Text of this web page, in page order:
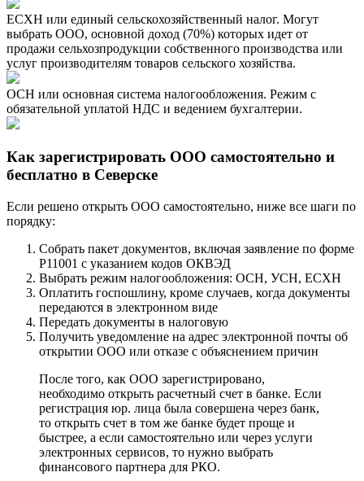
ЕСХН или единый сельскохозяйственный налог. Могут
выбрать ООО, основной доход (70%) которых идет от
продажи сельхозпродукции собственного производства или
услуг производителям товаров сельского хозяйства.
ОСН или основная система налогообложения. Режим с
обязательной уплатой НДС и ведением бухгалтерии.
Как зарегистрировать ООО самостоятельно и
бесплатно в Северске
Если решено открыть ООО самостоятельно, ниже все шаги по
порядку:
Собрать пакет документов, включая заявление по форме
Р11001 с указанием кодов ОКВЭД
Выбрать режим налогообложения: ОСН, УСН, ЕСХН
Оплатить госпошлину, кроме случаев, когда документы
передаются в электронном виде
Передать документы в налоговую
Получить уведомление на адрес электронной почты об
открытии ООО или отказе с объяснением причин
После того, как ООО зарегистрировано,
необходимо открыть расчетный счет в банке. Если
регистрация юр. лица была совершена через банк,
то открыть счет в том же банке будет проще и
быстрее, а если самостоятельно или через услуги
электронных сервисов, то нужно выбрать
финансового партнера для РКО.